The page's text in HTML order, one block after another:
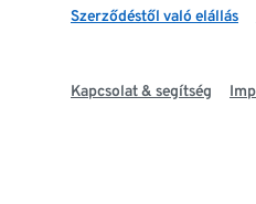
Szerződéstől való elállás
Kapcsolat & segítség